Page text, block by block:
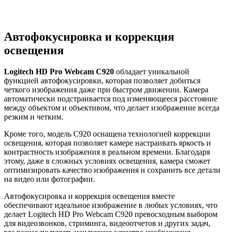
Автофокусировка и коррекция
освещения
Logitech HD Pro Webcam C920 обладает уникальной
функцией автофокусировки, которая позволяет добиться
четкого изображения даже при быстром движении. Камера
автоматически подстраивается под изменяющееся расстояние
между объектом и объективом, что делает изображение всегда
резким и четким.
Кроме того, модель C920 оснащена технологией коррекции
освещения, которая позволяет камере настраивать яркость и
контрастность изображения в реальном времени. Благодаря
этому, даже в сложных условиях освещения, камера сможет
оптимизировать качество изображения и сохранить все детали
на видео или фотографии.
Автофокусировка и коррекция освещения вместе
обеспечивают идеальное изображение в любых условиях, что
делает Logitech HD Pro Webcam C920 превосходным выбором
для видеозвонков, стриминга, видеоотчетов и других задач,